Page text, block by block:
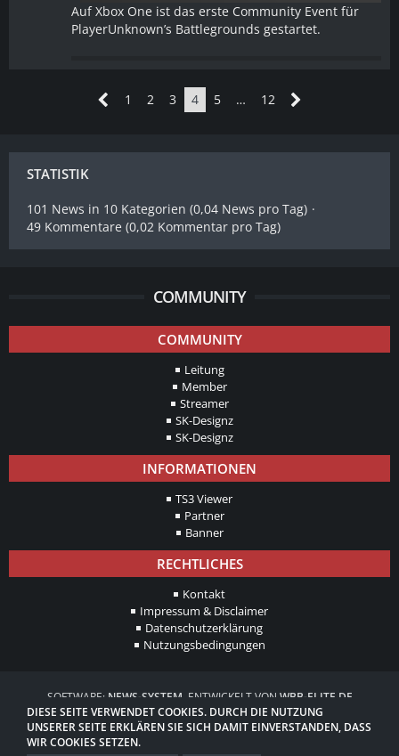
Auf Xbox One ist das erste Community Event für
PlayerUnknown’s Battlegrounds gestartet.
1 2 3 4 5 … 12
STATISTIK
101 News in 10 Kategorien (0,04 News pro Tag)
49 Kommentare (0,02 Kommentar pro Tag)
COMMUNITY
COMMUNITY
Leitung
Member
Streamer
SK-Designz
SK-Designz
INFORMATIONEN
TS3 Viewer
Partner
Banner
RECHTLICHES
Kontakt
Impressum & Disclaimer
Datenschutzerklärung
Nutzungsbedingungen
SOFTWARE: NEWS-SYSTEM , ENTWICKELT VON WBB-ELITE.DE
PUSH++, ENTWICKELT VONWBB-ELITE.DE
TEAMSPEAK-VIEWER, ENTWICKELT VON HANASHI
COMMUNITY-SOFTWARE:
DIESE SEITE VERWENDET COOKIES. DURCH DIE NUTZUNG
UNSERER SEITE ERKLÄREN SIE SICH DAMIT EINVERSTANDEN, DASS
WIR COOKIES SETZEN.